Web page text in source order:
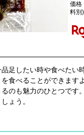
価格
料別)
足したい時や食べたい
食べることができます
のも魅力のひとつです
ょう。